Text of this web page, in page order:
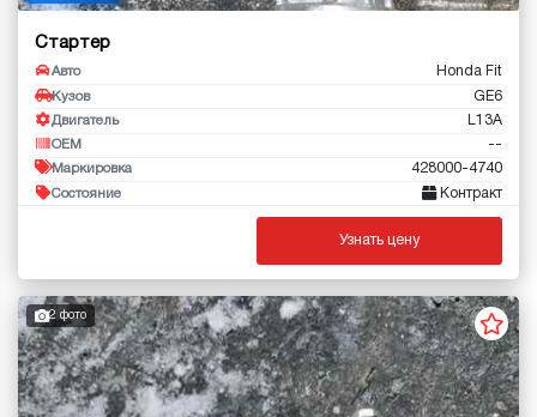
Стартер
Авто Honda Fit
Кузов GE6
Двигатель L13A
OEM --
Маркировка 428000-4740
Состояние Контракт
Узнать цену
2 фото